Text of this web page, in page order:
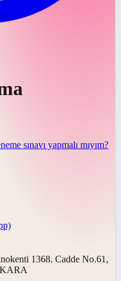
sınavı yapmalı mıyım?
1368. Cadde No.61,